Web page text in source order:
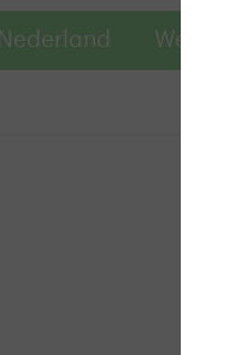
Nederland